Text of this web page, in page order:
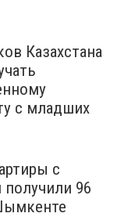
Казахстана
с младших
с
96